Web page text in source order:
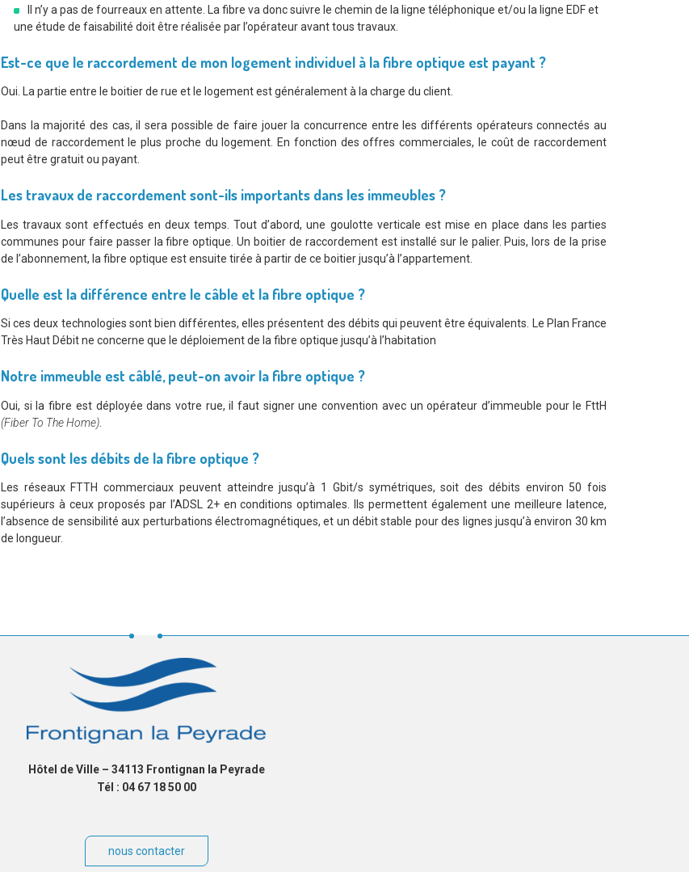
Il n’y a pas de fourreaux en attente. La fibre va donc suivre le chemin de la ligne téléphonique et/ou la ligne EDF et
une étude de faisabilité doit être réalisée par l’opérateur avant tous travaux.
Est-ce que le raccordement de mon logement individuel à la fibre optique est payant ?
Oui. La partie entre le boitier de rue et le logement est généralement à la charge du client.
Dans la majorité des cas, il sera possible de faire jouer la concurrence entre les différents opérateurs connectés au
nœud de raccordement le plus proche du logement. En fonction des offres commerciales, le coût de raccordement
peut être gratuit ou payant.
Les travaux de raccordement sont-ils importants dans les immeubles ?
Les travaux sont effectués en deux temps. Tout d’abord, une goulotte verticale est mise en place dans les parties
communes pour faire passer la fibre optique. Un boitier de raccordement est installé sur le palier. Puis, lors de la prise
de l’abonnement, la fibre optique est ensuite tirée à partir de ce boitier jusqu’à l’appartement.
Quelle est la différence entre le câble et la fibre optique ?
Si ces deux technologies sont bien différentes, elles présentent des débits qui peuvent être équivalents. Le Plan France
Très Haut Débit ne concerne que le déploiement de la fibre optique jusqu’à l’habitation
Notre immeuble est câblé, peut-on avoir la fibre optique ?
Oui, si la fibre est déployée dans votre rue, il faut signer une convention avec un opérateur d’immeuble pour le FttH
(Fiber To The Home)
Quels sont les débits de la fibre optique ?
Les réseaux FTTH commerciaux peuvent atteindre jusqu’à 1 Gbit/s symétriques, soit des débits environ 50 fois
supérieurs à ceux proposés par l’ADSL 2+ en conditions optimales. Ils permettent également une meilleure latence,
l’absence de sensibilité aux perturbations électromagnétiques, et un débit stable pour des lignes jusqu’à environ 30 km
de longueur.
Hôtel de Ville – 34113 Frontignan la Peyrade
Tél : 04 67 18 50 00
nous contacter